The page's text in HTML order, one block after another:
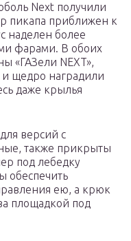
Next получили
пикапа приближен к
наделен более
фарами. В обоих
«ГАЗели NEXT»,
щедро наградили
даже крылья
версий с
также прикрыты
под лебедку
обеспечить
ею, а крюк
площадкой под